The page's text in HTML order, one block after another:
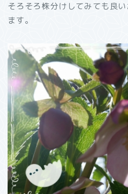
そろそろ株分けしてみても良
ます。